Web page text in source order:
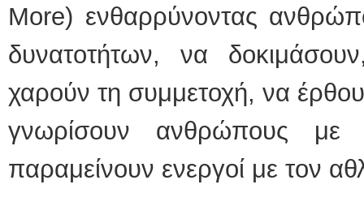
More) ενθαρρύνοντας
δυνατοτήτων, να
χαρούν τη συμμετοχή, να
γνωρίσουν ανθρώπους με
παραμείνουν ενεργοί με τον